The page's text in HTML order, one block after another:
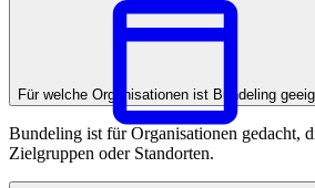
Deutsch
Für welche Organisationen ist Bundeling
Bundeling ist für Organisationen gedacht,
Zielgruppen oder Standorten.